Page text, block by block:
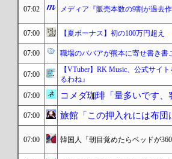
07:02 メディア『販売本数の9割が過去
07:00 【夏ボーナス】初の100万円超
07:00 職場のババアが熊本に寄せ書き書
07:00
【VTuber】RK Music、公式サイ
るわね』
07:00 コメダ珈琲「量多いです
07:00 旅館「この押入れには布団
07:00 韓国人「朝目覚めたらベッドが